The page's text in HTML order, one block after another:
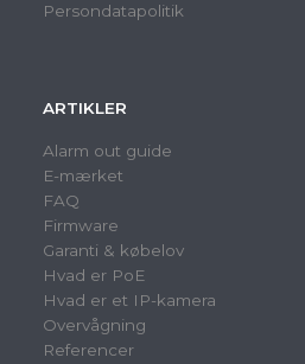
Persondatapolitik
ARTIKLER
Alarm out guide
E-mærket
FAQ
Firmware
Garanti & købelov
Hvad er PoE
Hvad er et IP-kamera
Overvågning
Referencer